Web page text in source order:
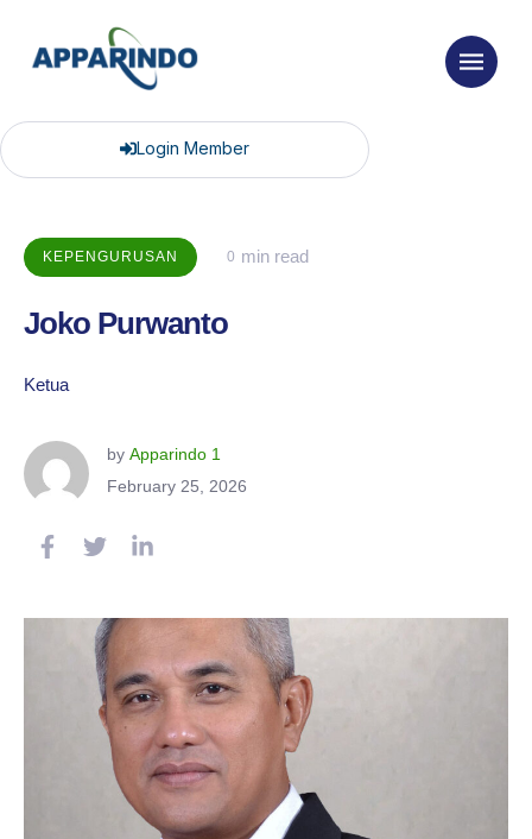
Login Member
KEPENGURUSAN 0 min read
Joko Purwanto
Ketua
by Apparindo 1
February 25, 2026